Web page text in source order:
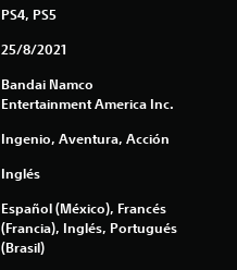
a
s
e
PS4, PS5
25/8/2021
Bandai Namco
Entertainment America Inc.
Ingenio, Aventura, Acción
Inglés
Español (México), Francés
(Francia), Inglés, Portugués
(Brasil)